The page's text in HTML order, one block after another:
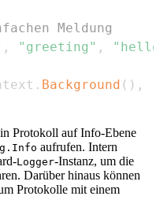
Meldung
, "greeting" ,
. Background ( ) ,
Protokoll auf Info-Ebene
aufrufen. Intern
Logger-Instanz, um die
Darüber hinaus können
Protokolle mit einem